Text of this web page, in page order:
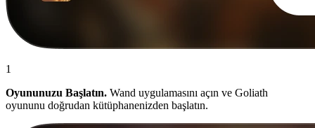
1
Oyununuzu Başlatın. Wand uygulamasını açın ve Goliath
oyununu doğrudan kütüphanenizden başlatın.